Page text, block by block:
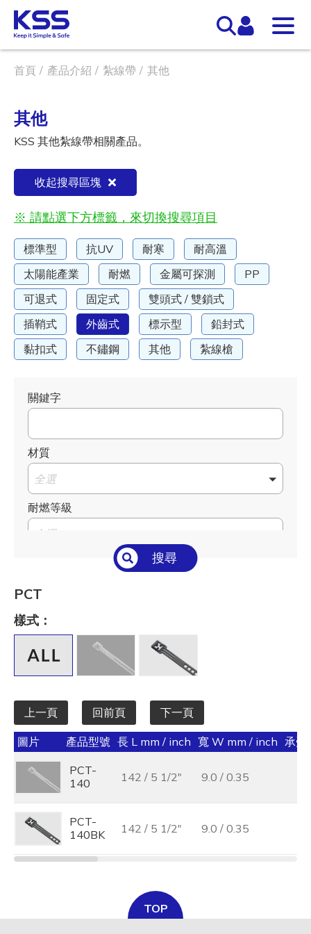
首頁 產品介紹 紮線帶 其他
其他
KSS 其他紮線帶相關產品。
收起搜尋區塊
※ 請點選下方標籤，來切換搜尋項目
標準型 抗UV 耐寒
耐高溫
太陽能產業
耐燃 金屬可探測
PP
可退式
固定式
雙頭式 / 雙鎖式
插鞘式
外齒式 標示型
鉛封式
黏扣式
不鏽鋼 其他 紮線槍
關鍵字
材質
全選
耐燃等級
全選
全選
長 L mm / inch
寬 W mm / inch
全選
承受力 lbs/kgf/N
全選
最大束線徑 (mm)
基板孔徑 (mm)
全選
全選
搜尋
PCT
樣式：
上一頁 回前頁 下一頁
圖片 產品型號 長 L mm / inch 寬 W mm / inch 承受
PCT-
140
142 / 5 1/2" 9.0 / 0.35
PCT-
140BK
142 / 5 1/2" 9.0 / 0.35
TOP